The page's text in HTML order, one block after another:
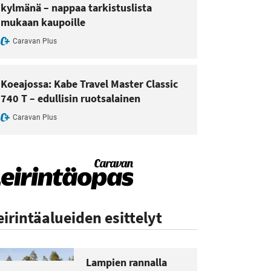
kylmänä – nappaa tarkistuslista
mukaan kaupoille
Caravan Plus
Koeajossa: Kabe Travel Master Classic
740 T – edullisin ruotsalainen
Caravan Plus
esittelyt
Lampien rannalla